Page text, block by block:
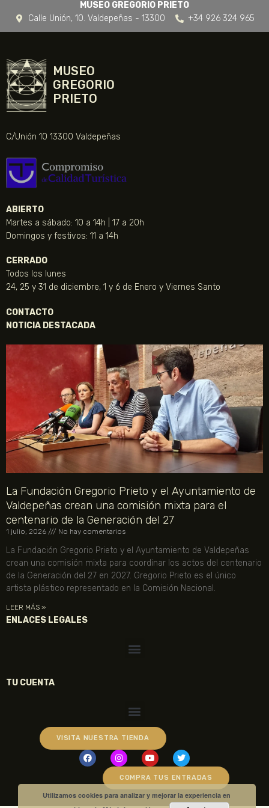
MUSEO GREGORIO PRIETO
Calle Unión, 10. Valdepeñas - 13300
+34 926 324 965
MUSEO
GREGORIO
PRIETO
C/Unión 10 13300 Valdepeñas
ABIERTO
Martes a sábado: 10 a 14h | 17 a 20h
Domingos y festivos: 11 a 14h
CERRADO
Todos los lunes
24, 25 y 31 de diciembre, 1 y 6 de Enero y Viernes Santo
CONTACTO
NOTICIA DESTACADA
La Fundación Gregorio Prieto y el Ayuntamiento de
Valdepeñas crean una comisión mixta para el
centenario de la Generación del 27
1 julio, 2026 No hay comentarios
La Fundación Gregorio Prieto y el Ayuntamiento de Valdepeñas
crean una comisión mixta para coordinar los actos del centenario
de la Generación del 27 en 2027. Gregorio Prieto es el único
artista plástico representado en la Comisión Nacional.
LEER MÁS »
ENLACES LEGALES
TU CUENTA
VISITA NUESTRA TIENDA
COMPRA TUS ENTRADAS
Utilizamos cookies para analizar y mejorar la experiencia en